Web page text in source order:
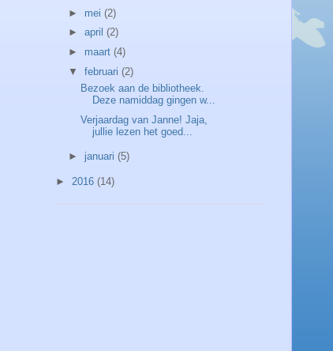
► mei (2)
► april (2)
► maart (4)
▼ februari (2)
Bezoek aan de bibliotheek.
Deze namiddag gingen w...
Verjaardag van Janne! Jaja,
jullie lezen het goed...
► januari (5)
► 2016 (14)